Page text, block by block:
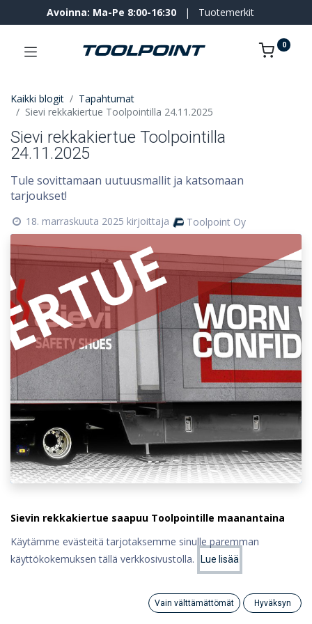
Category
Avoinna: Ma-Pe 8:00-16:30 | Tuotemerkit
0
Kaikki blogit
Tapahtumat
Sievi rekkakiertue Toolpointilla 24.11.2025
Sievi rekkakiertue Toolpointilla
24.11.2025
Tule sovittamaan uutuusmallit ja katsomaan
tarjoukset!
18. marraskuuta 2025 kirjoittaja Toolpoint Oy
Sievin rekkakiertue saapuu Toolpointille maanantaina
Kaikki uutuusmallit nähtävillä
Käytämme evästeitä tarjotaksemme sinulle paremman
käyttökokemuksen tällä verkkosivustolla.
Lue lisää
Vain välttämättömät Hyväksyn